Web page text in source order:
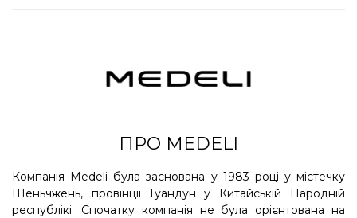
ПРО MEDELI
Компанія Medeli була заснована у 1983 році у містечку
Шеньчжень, провінції Гуандун у Китайській Народній
республікі. Спочатку компанія не була орієнтована на